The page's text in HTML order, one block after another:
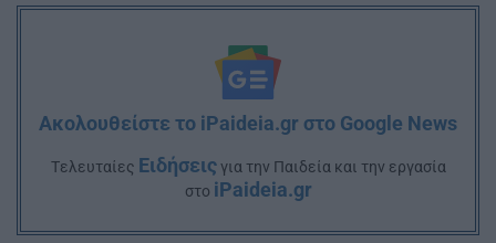
Ακολουθείστε το iPaideia.gr στο Google News
Tελευταίες Ειδήσειςγια την Παιδεία και την εργασία
στο iPaideia.gr